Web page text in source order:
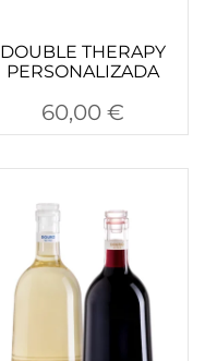
DOUBLE THERAPY
PERSONALIZADA
60,00 €